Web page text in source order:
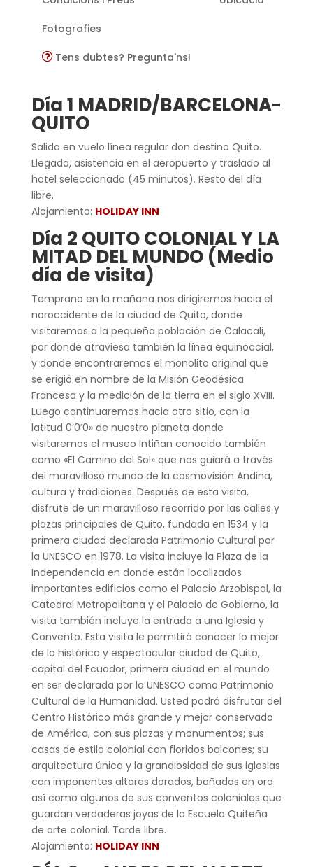
Fotografies
Tens dubtes? Pregunta'ns!
Día 1 MADRID/BARCELONA-
QUITO
Salida en vuelo línea regular don destino Quito.
Llegada, asistencia en el aeropuerto y traslado al
hotel seleccionado (45 minutos). Resto del día
libre.
Alojamiento: HOLIDAY INN
Día 2 QUITO COLONIAL Y LA
MITAD DEL MUNDO (Medio
día de visita)
Temprano en la mañana nos dirigiremos hacia el
noroccidente de la ciudad de Quito, donde
visitaremos a la pequeña población de Calacali,
por donde atraviesa también la línea equinoccial,
y donde encontraremos el monolito original que
se erigió en nombre de la Misión Geodésica
Francesa y la medición de la tierra en el siglo XVIII.
Luego continuaremos hacia otro sitio, con la
latitud 0’0’0» de nuestro planeta donde
visitaremos el museo Intiñan conocido también
como «El Camino del Sol» que nos guiará a través
del maravilloso mundo de la cosmovisión Andina,
cultura y tradiciones. Después de esta visita,
disfrute de un maravilloso recorrido por las calles y
plazas principales de Quito, fundada en 1534 y la
primera ciudad declarada Patrimonio Cultural por
la UNESCO en 1978. La visita incluye la Plaza de la
Independencia en donde están localizados
importantes edificios como el Palacio Arzobispal, la
Catedral Metropolitana y el Palacio de Gobierno, la
visita también incluye la entrada a una Iglesia y
Convento. Esta visita le permitirá conocer lo mejor
de la histórica y espectacular ciudad de Quito,
capital del Ecuador, primera ciudad en el mundo
en ser declarada por la UNESCO como Patrimonio
Cultural de la Humanidad. Usted podrá disfrutar del
Centro Histórico más grande y mejor conservado
de América, con sus plazas y monumentos; sus
casas de estilo colonial con floridos balcones; su
arquitectura única y la grandiosidad de sus iglesias
con imponentes altares dorados, bañados en oro
así como algunos de sus conventos coloniales que
guardan verdaderas joyas de la Escuela Quiteña
de arte colonial. Tarde libre.
Alojamiento: HOLIDAY INN